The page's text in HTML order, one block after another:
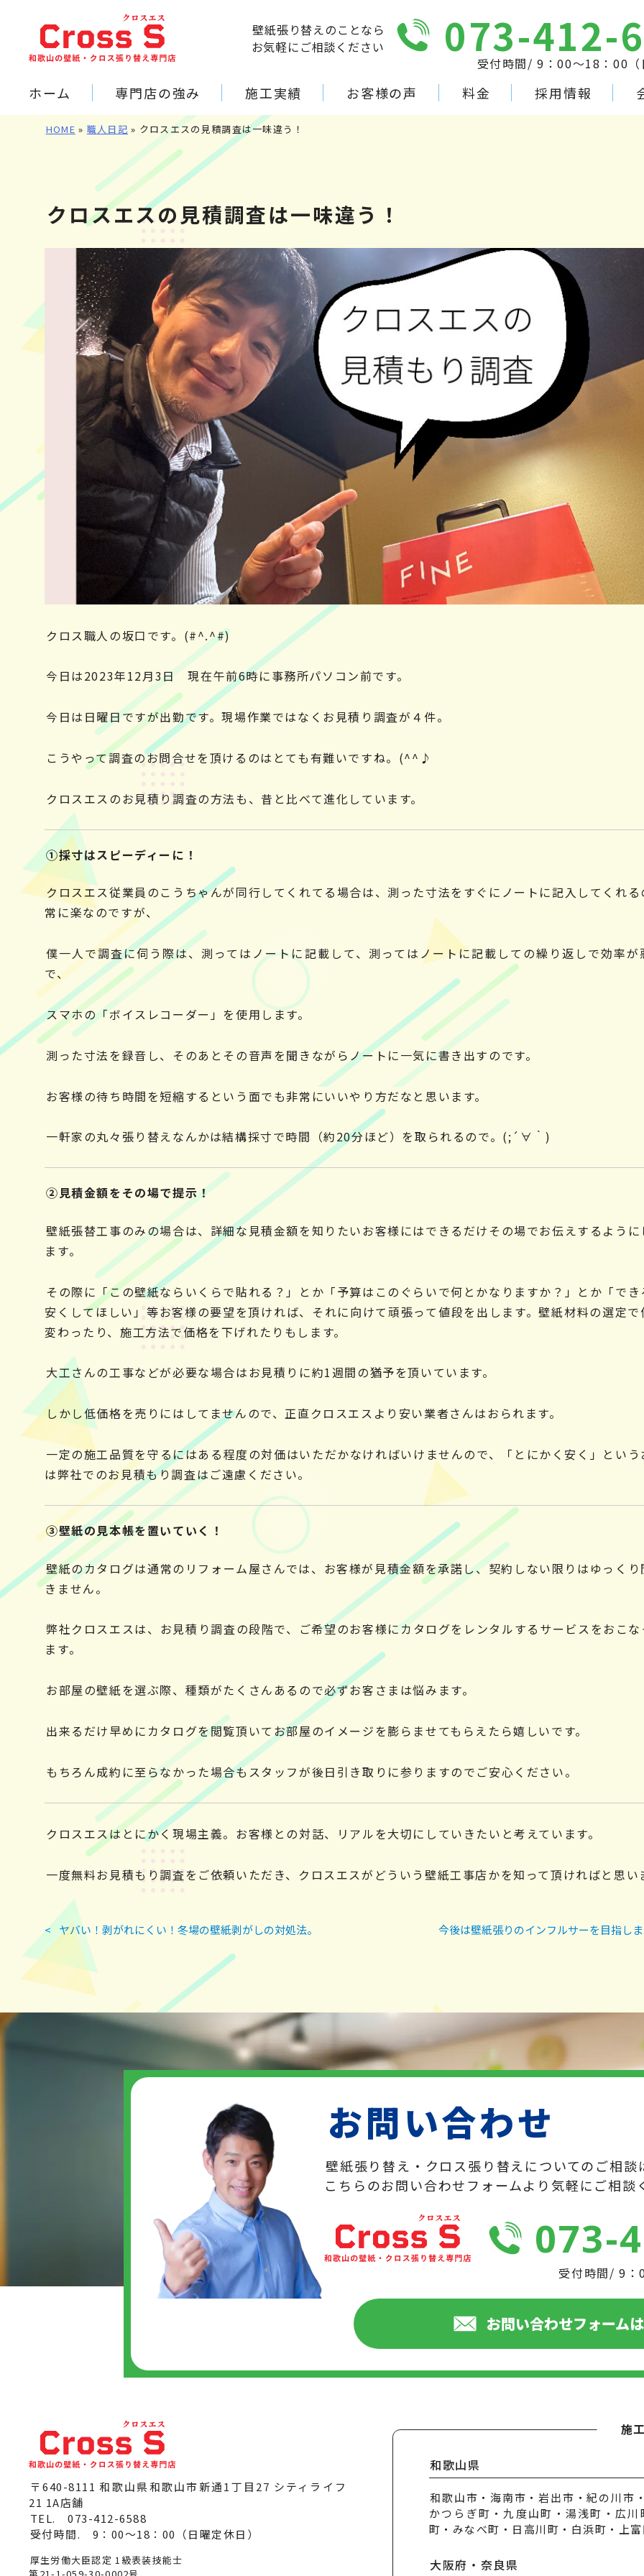
ホーム 専門店の強み 施工実績 お客様の声 料金 採用情報
壁紙張り替えのことなら
お気軽にご相談ください
073-412-
受付時間/ 9：00～18：00（
HOME » 職人日記 » クロスエスの見積調査は一味違う！
クロスエスの見積調査は一味違う！
クロス職人の坂口です。(#^.^#)
今日は2023年12月3日 現在午前6時に事務所パソコン前です。
今日は日曜日ですが出勤です。現場作業ではなくお見積り調査が４件。
こうやって調査のお問合せを頂けるのはとても有難いですね。(^^♪
クロスエスのお見積り調査の方法も、昔と比べて進化しています。
①採寸はスピーディーに！
クロスエス従業員のこうちゃんが同行してくれてる場合は、測った寸法をすぐにノートに記入してくれ
常に楽なのですが、
僕一人で調査に伺う際は、測ってはノートに記載して、測ってはノートに記載しての繰り返しで効率が
で、
スマホの「ボイスレコーダー」を使用します。
測った寸法を録音し、そのあとその音声を聞きながらノートに一気に書き出すのです。
お客様の待ち時間を短縮するという面でも非常にいいやり方だなと思います。
一軒家の丸々張り替えなんかは結構採寸で時間（約20分ほど）を取られるので。(;´∀｀)
②見積金額をその場で提示！
壁紙張替工事のみの場合は、詳細な見積金額を知りたいお客様にはできるだけその場でお伝えするよう
ます。
その際に「この壁紙ならいくらで貼れる？」とか「予算はこのぐらいで何とかなりますか？」とか「で
安くしてほしい」等お客様の要望を頂ければ、それに向けて頑張って値段を出します。壁紙材料の選定
変わったり、施工方法で価格を下げれたりもします。
大工さんの工事などが必要な場合はお見積りに約1週間の猶予を頂いています。
しかし低価格を売りにはしてませんので、正直クロスエスより安い業者さんはおられます。
一定の施工品質を守るにはある程度の対価はいただかなければいけませんので、「とにかく安く」とい
は弊社でのお見積もり調査はご遠慮ください。
③壁紙の見本帳を置いていく！
壁紙のカタログは通常のリフォーム屋さんでは、お客様が見積金額を承諾し、契約しない限りはゆっく
きません。
弊社クロスエスは、お見積り調査の段階で、ご希望のお客様にカタログをレンタルするサービスをおこ
ます。
お部屋の壁紙を選ぶ際、種類がたくさんあるので必ずお客さまは悩みます。
出来るだけ早めにカタログを閲覧頂いてお部屋のイメージを膨らませてもらえたら嬉しいです。
もちろん成約に至らなかった場合もスタッフが後日引き取りに参りますのでご安心ください。
クロスエスはとにかく現場主義。お客様との対話、リアルを大切にしていきたいと考えています。
一度無料お見積もり調査をご依頼いただき、クロスエスがどういう壁紙工事店かを知って頂ければと思い
投
< ヤバい！剥がれにくい！冬場の壁紙剥がしの対処法。 今後は壁紙張りのインフルサーを目指し
お問い合わせ
壁紙張り替え・クロス張り替えについてのご相
こちらのお問い合わせフォームより気軽にご相談
073-
受付時間/ 9：
お問い合わせフォーム
〒640-8111 和歌山県和歌山市新通1丁目27 シティライフ
21 1A店舗
TEL.073-412-6588
受付時間. 9：00～18：00（日曜定休日）
厚生労働大臣認定 1級表装技能士
施
和歌山県
和歌山市・海南市・岩出市・紀の川市
かつらぎ町・九度山町・湯浅町・広
町・みなべ町・日高川町・白浜町・上
大阪府・奈良県